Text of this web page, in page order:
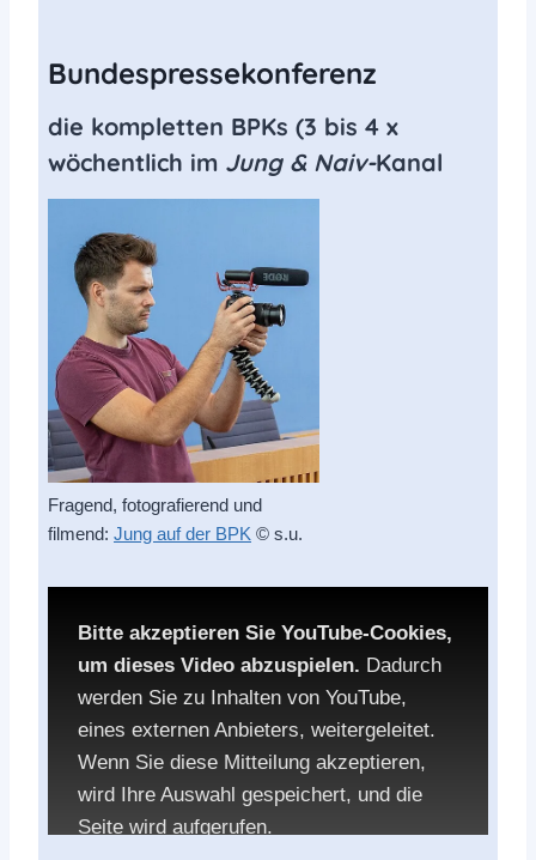
Bundespressekonferenz
die kompletten BPKs (3 bis 4 x
wöchentlich im Jung & Naiv-Kanal
Fragend, fotografierend und
filmend: Jung auf der BPK © s.u.
Bitte akzeptieren Sie YouTube-Cookies,
um dieses Video abzuspielen. Dadurch
werden Sie zu Inhalten von YouTube,
eines externen Anbieters, weitergeleitet.
Wenn Sie diese Mitteilung akzeptieren,
wird Ihre Auswahl gespeichert, und die
Seite wird aufgerufen.